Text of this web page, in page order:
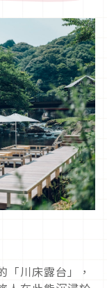
川床露台」，